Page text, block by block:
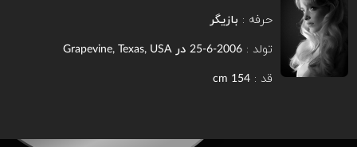
حرفه : بازیگر
تولد : 2006-6-25 درGrapevine, Texas, USA
قد : 154 cm